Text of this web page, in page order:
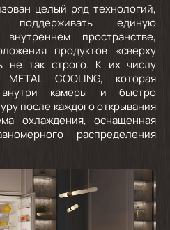
целый ряд технологий,
поддерживать единую
пространстве,
продуктов «сверху
не так строго. К их числу
COOLING, которая
камеры и быстро
после каждого открывания
охлаждения, оснащенная
распределения